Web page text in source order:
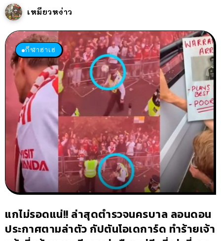
เหมียวหง่าว
กีฬาฮาเฮ
แกไม่รอดแน่!! ล่าสุดตำรวจนครบาล ลอนดอน
ประกาศตามล่าตัว กัปตันโอเดการ์ด ทำร้ายเจ้า